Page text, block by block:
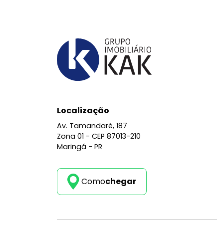
Localização
Av. Tamandaré, 187
Zona 01 - CEP 87013-210
Maringá - PR
Comochegar